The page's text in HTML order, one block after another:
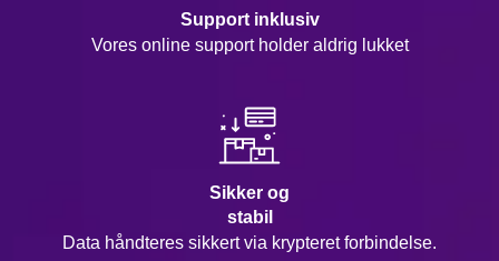
Support inklusiv
Vores online support holder aldrig lukket
Sikker og
stabil
Data håndteres sikkert via krypteret forbindelse.